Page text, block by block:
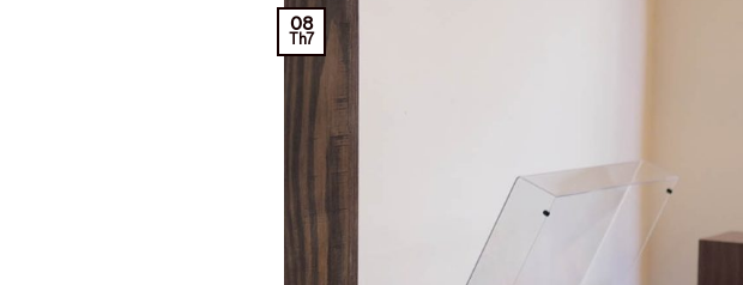
08
Th7